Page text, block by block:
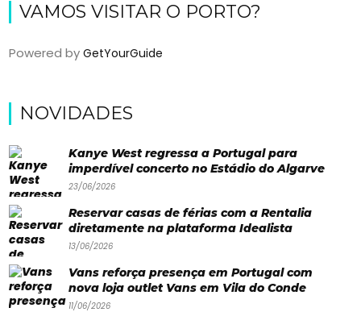
dormir?
Restaurantes
Paradisíacas
VAMOS VISITAR O PORTO?
Powered byGetYourGuide
NOVIDADES
Kanye West regressa a Portugal para
imperdível concerto no Estádio do Algarve
23/06/2026
Reservar casas de férias com a Rentalia
diretamente na plataforma Idealista
13/06/2026
Vans reforça presença em Portugal com
nova loja outlet Vans em Vila do Conde
11/06/2026